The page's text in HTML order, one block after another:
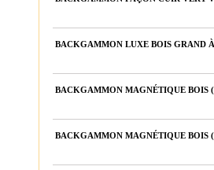
BACKGAMMON LUXE BOIS GRAND
BACKGAMMON MAGNÉTIQUE BOIS
BACKGAMMON MAGNÉTIQUE BOIS